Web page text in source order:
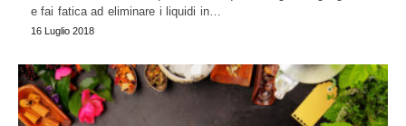
e fai fatica ad eliminare i liquidi in…
16 Luglio 2018